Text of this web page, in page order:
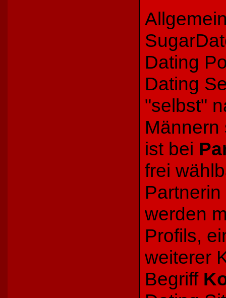
Dating
Dating
"selbst"
ist bei
frei
werden
Profils,
weiterer
Begriff